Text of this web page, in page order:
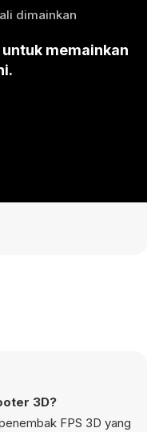
dimainkan
memainkan
3D?
FPS 3D yang